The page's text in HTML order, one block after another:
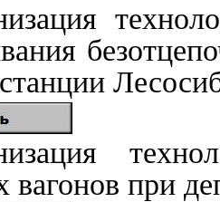
вагонов при